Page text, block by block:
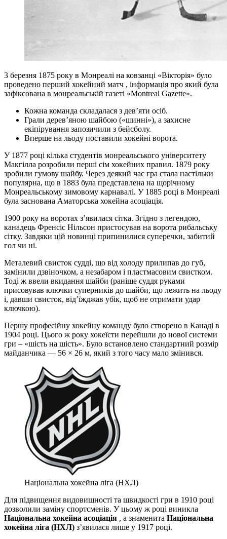
3 березня 1875 року в Монреалі на ковзанці «Вікторія» було
проведено перший хокейний матч , інформація про який була
зафіксована в монреальській газеті «Montreal Gazette».
Кожна команда складалася з дев’яти осіб.
Грали дерев’яною шайбою («шинні»), а захисне
екіпірування запозичили з бейсболу.
Вперше на льоду поставили хокейні ворота.
У 1877 році кілька студентів монреальського університету
Макгілла розробили перші сім хокейних правил. 1879 року
зробили гумову шайбу. Через деякий час гра стала настільки
популярна, що в 1883 була представлена ​​на щорічному
Монреальському зимовому карнавалі. У 1885 році в Монреалі
була заснована Аматорська хокейна асоціація.
1900 року на воротах з’явилася сітка. Згідно з легендою,
канадець Френсіс Нільсон пристосував на ворота рибальську
сітку. Завдяки цій новинці припинилися суперечки, забитий
гол чи ні.
Металевий свисток судді, що від холоду прилипав до губ,
замінили дзвіночком, а незабаром і пластмасовим свистком.
Тоді ж ввели вкидання шайби (раніше суддя руками
присовував ключки суперників до шайби, що лежить на льоду
і, давши свисток, від’їжджав убік, щоб не отримати удар
ключкою).
Першу професійну хокейну команду було створено в Канаді в
1904 році. Цього ж року хокеїсти перейшли до нової системи
гри – «шість на шість». Було встановлено стандартний розмір
майданчика — 56 × 26 м, який з того часу мало змінився.
Національна хокейна ліга (НХЛ)
Для підвищення видовищності та швидкості гри в 1910 році
дозволили заміну спортсменів. У цьому ж році виникла
Національна хокейна асоціація , а знаменита Національна
хокейна ліга (НХЛ) з’явилася лише у 1917 році.